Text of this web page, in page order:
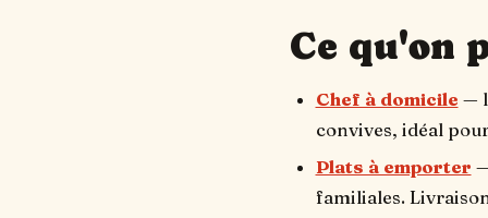
Ce qu'on
Chef à domicile —
convives, idéal
Plats à emporter
familiales.